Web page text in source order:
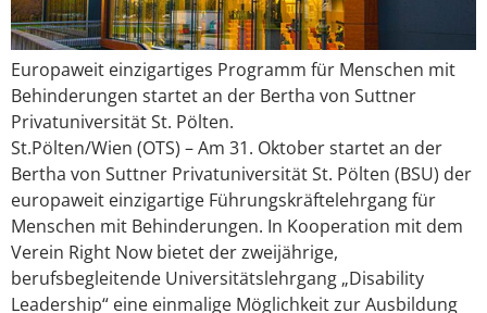
Europaweit einzigartiges Programm für Menschen mit
Behinderungen startet an der Bertha von Suttner
Privatuniversität St. Pölten.
St.Pölten/Wien (OTS) – Am 31. Oktober startet an der
Bertha von Suttner Privatuniversität St. Pölten (BSU) der
europaweit einzigartige Führungskräftelehrgang für
Menschen mit Behinderungen. In Kooperation mit dem
Verein Right Now bietet der zweijährige,
berufsbegleitende Universitätslehrgang „Disability
Leadership“ eine einmalige Möglichkeit zur Ausbildung